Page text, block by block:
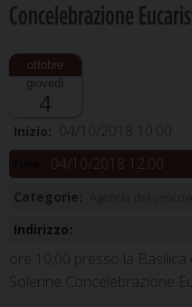
Concelebrazione
giovedì
4
Inizio: 04/10/2018 10:00
04/10/2018 12:00
Categorie:
Indirizzo:
ore 10,00 presso la Basilica
Solenne Concelebrazione